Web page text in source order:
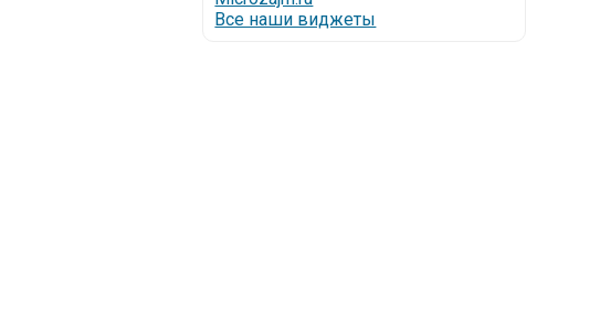
Все наши виджеты